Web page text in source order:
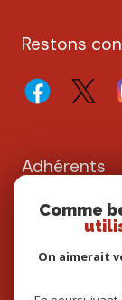
Restons
Adhérents
Comme
On aimerait